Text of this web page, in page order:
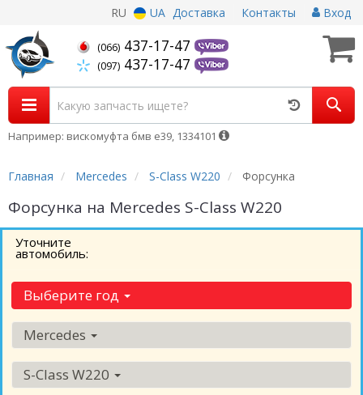
RU UA Доставка Контакты Вход
(066) 437-17-47
(097) 437-17-47
Например: вискомуфта бмв е39, 1334101
Главная Mercedes S-Class W220 Форсунка
Форсунка на Mercedes S-Class W220
Уточните
автомобиль:
Выберите год
Mercedes
S-Class W220